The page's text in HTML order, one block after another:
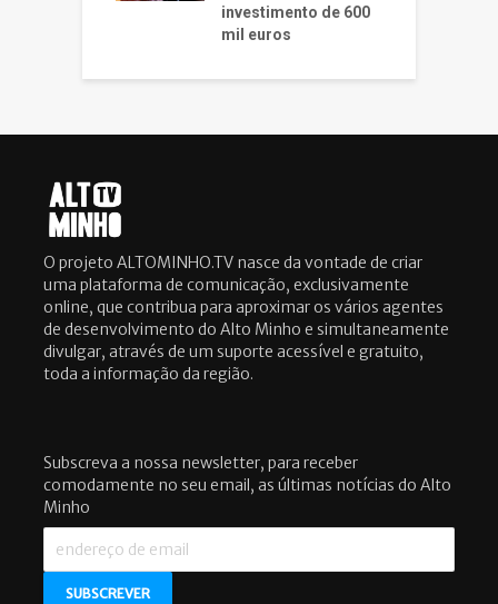
investimento de 600
mil euros
O projeto ALTOMINHO.TV nasce da vontade de criar
uma plataforma de comunicação, exclusivamente
online, que contribua para aproximar os vários agentes
de desenvolvimento do Alto Minho e simultaneamente
divulgar, através de um suporte acessível e gratuito,
toda a informação da região.
Subscreva a nossa newsletter, para receber
comodamente no seu email, as últimas notícias do Alto
Minho